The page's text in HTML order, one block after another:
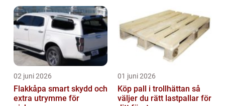
02 juni 2026
Flakkåpa smart skydd och
extra utrymme för
01 juni 2026
Köp pall i trollhättan så
väljer du rätt lastpallar för